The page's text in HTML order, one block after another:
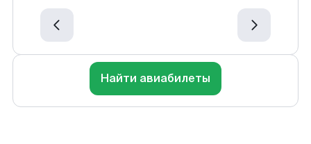
Найти авиабилеты